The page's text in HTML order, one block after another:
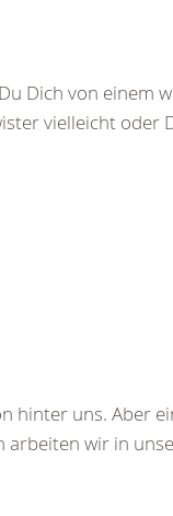
Dich von einem
vielleicht oder
hinter uns. Aber
arbeiten wir in